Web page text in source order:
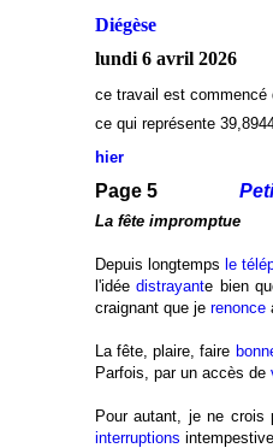
Diégèse
lundi 6 avril 2026
ce travail est commencé
ce qui représente
hier
Page 5
La fête impromptue
Depuis longtemps le
l'idéedistrayante bien
craignant que je renonce
La fête, plaire, faire
Parfois, par un accès de
Pour autant, je ne
interruptions